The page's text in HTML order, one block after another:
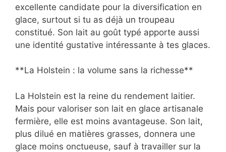
excellente candidate pour la diversification en
glace, surtout si tu as déjà un troupeau
constitué. Son lait au goût typé apporte aussi
une identité gustative intéressante à tes glaces.
**La Holstein : la volume sans la richesse**
La Holstein est la reine du rendement laitier.
Mais pour valoriser son lait en glace artisanale
fermière, elle est moins avantageuse. Son lait,
plus dilué en matières grasses, donnera une
glace moins onctueuse, sauf à travailler sur la